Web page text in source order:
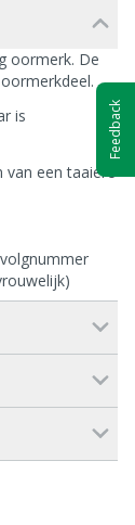
oormerk. De
is
van een taaiere
Feedback